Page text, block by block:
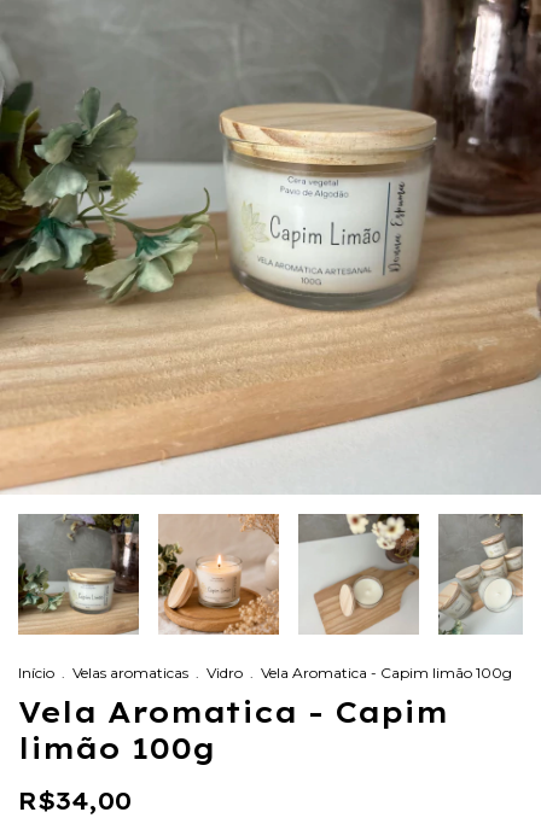
Início . Velas aromaticas . Vidro . Vela Aromatica - Capim limão 100g
Vela Aromatica - Capim
limão 100g
R$34,00